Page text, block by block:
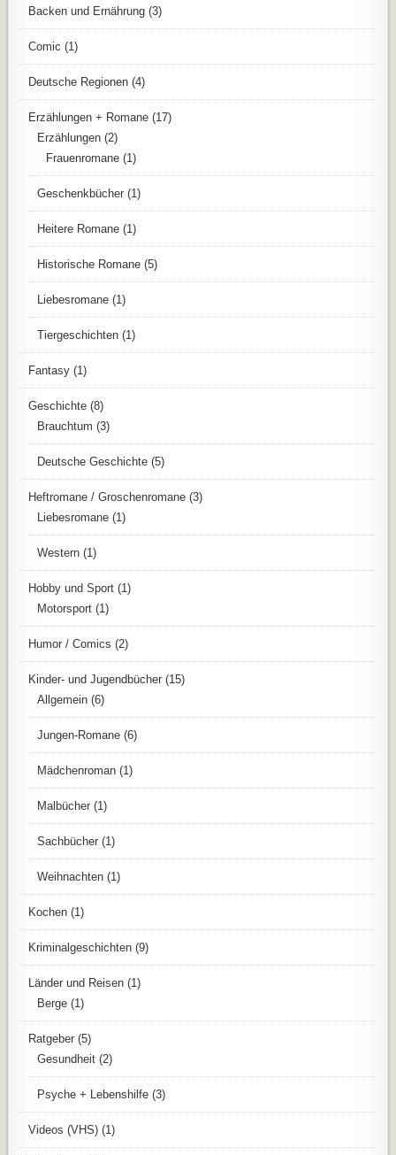
Backen und Ernährung (3)
Comic (1)
Deutsche Regionen (4)
Erzählungen + Romane (17)
Erzählungen (2)
Frauenromane (1)
Geschenkbücher (1)
Heitere Romane (1)
Historische Romane (5)
Liebesromane (1)
Tiergeschichten (1)
Fantasy (1)
Geschichte (8)
Brauchtum (3)
Deutsche Geschichte (5)
Heftromane / Groschenromane (3)
Liebesromane (1)
Western (1)
Hobby und Sport (1)
Motorsport (1)
Humor / Comics (2)
Kinder- und Jugendbücher (15)
Allgemein (6)
Jungen-Romane (6)
Mädchenroman (1)
Malbücher (1)
Sachbücher (1)
Weihnachten (1)
Kochen (1)
Kriminalgeschichten (9)
Länder und Reisen (1)
Berge (1)
Ratgeber (5)
Gesundheit (2)
Psyche + Lebenshilfe (3)
Videos (VHS) (1)